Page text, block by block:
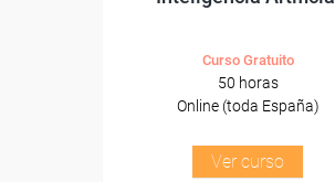
Curso Gratuito
50 horas
Online (toda España)
Ver curso